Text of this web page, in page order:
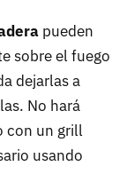
pueden
sobre el fuego
dejarlas a
No hará
con un grill
usando